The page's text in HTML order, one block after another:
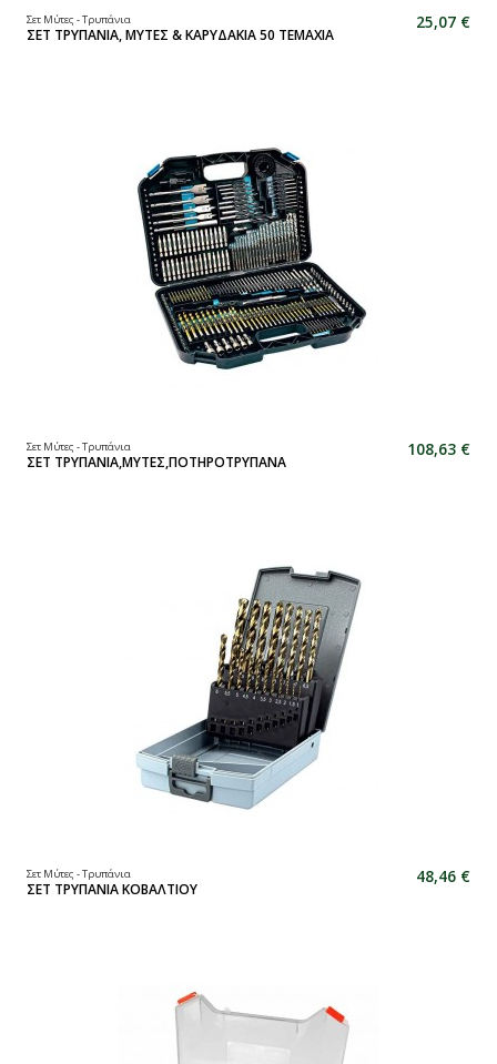
Σετ Μύτες - Τρυπάνια
ΣΕΤ ΤΡΥΠΑΝΙΑ, ΜΥΤΕΣ & ΚΑΡΥΔΑΚΙΑ 50 ΤΕΜΑΧΙΑ
25,07 €
Σετ Μύτες - Τρυπάνια
ΣΕΤ ΤΡΥΠΑΝΙΑ,ΜΥΤΕΣ,ΠΟΤΗΡΟΤΡΥΠΑΝΑ
108,63 €
Σετ Μύτες - Τρυπάνια
ΣΕΤ ΤΡΥΠΑΝΙΑ ΚΟΒΑΛΤΙΟΥ
48,46 €